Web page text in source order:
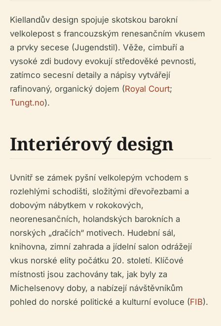
Kiellandův design spojuje skotskou barokní
velkolepost s francouzským renesančním vkusem
a prvky secese (Jugendstil). Věže, cimbuří a
vysoké zdi budovy evokují středověké pevnosti,
zatímco secesní detaily a nápisy vytvářejí
rafinovaný, organický dojem (Royal Court;
Tungt.no).
Interiérový design
Uvnitř se zámek pyšní velkolepým vchodem s
rozlehlými schodišti, složitými dřevořezbami a
dobovým nábytkem v rokokových,
neorenesančních, holandských barokních a
norských „dračích“ motivech. Hudební sál,
knihovna, zimní zahrada a jídelní salon odrážejí
vkus norské elity počátku 20. století. Klíčové
místnosti jsou zachovány tak, jak byly za
Michelsenovy doby, a nabízejí návštěvníkům
pohled do norské politické a kulturní evoluce (FIB).